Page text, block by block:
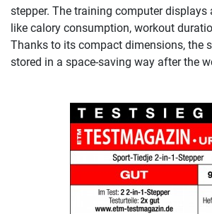
stepper. The training computer
like calory consumption, workout
Thanks to its compact dimensions, the
stored in a space-saving way after the